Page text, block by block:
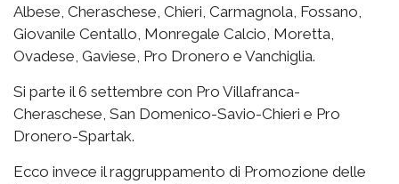
Albese, Cheraschese, Chieri, Carmagnola, Fossano,
Giovanile Centallo, Monregale Calcio, Moretta,
Ovadese, Gaviese, Pro Dronero e Vanchiglia.
Si parte il 6 settembre con Pro Villafranca-
Cheraschese, San Domenico-Savio-Chieri e Pro
Dronero-Spartak.
Ecco invece il raggruppamento di Promozione delle